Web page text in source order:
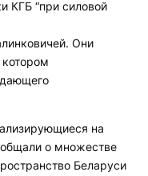
КГБ “при силовой
Они
на
о множестве
Беларуси